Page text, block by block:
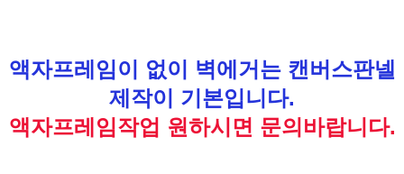
액자프레임이 없이 벽에거는 캔버스판넬
제작이 기본입니다.
액자프레임작업 원하시면 문의바랍니다.